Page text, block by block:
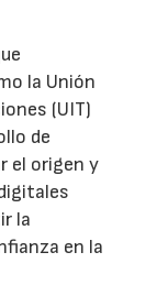
la Unión
(UIT)
de
el origen y
la
en la